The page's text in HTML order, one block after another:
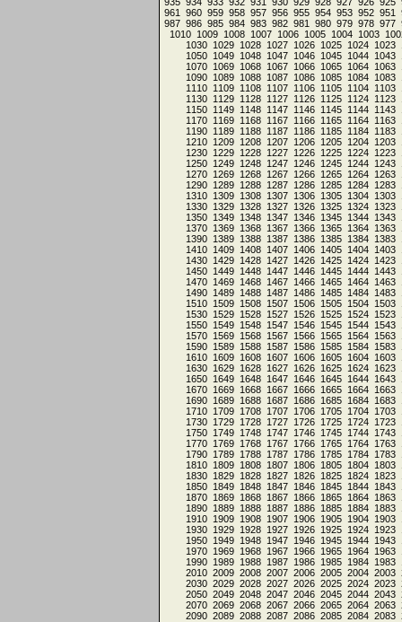
951
952
953
954
955
956
957
958
959
960
961
977
978
979
980
981
982
983
984
985
986
987
1003
1004
1005
1006
1007
1008
1009
1010
1023
1024
1025
1026
1027
1028
1029
1030
1043
1044
1045
1046
1047
1048
1049
1050
1063
1064
1065
1066
1067
1068
1069
1070
1083
1084
1085
1086
1087
1088
1089
1090
1103
1104
1105
1106
1107
1108
1109
1110
1123
1124
1125
1126
1127
1128
1129
1130
1143
1144
1145
1146
1147
1148
1149
1150
1163
1164
1165
1166
1167
1168
1169
1170
1183
1184
1185
1186
1187
1188
1189
1190
1203
1204
1205
1206
1207
1208
1209
1210
1223
1224
1225
1226
1227
1228
1229
1230
1243
1244
1245
1246
1247
1248
1249
1250
1263
1264
1265
1266
1267
1268
1269
1270
1283
1284
1285
1286
1287
1288
1289
1290
1303
1304
1305
1306
1307
1308
1309
1310
1323
1324
1325
1326
1327
1328
1329
1330
1343
1344
1345
1346
1347
1348
1349
1350
1363
1364
1365
1366
1367
1368
1369
1370
1383
1384
1385
1386
1387
1388
1389
1390
1403
1404
1405
1406
1407
1408
1409
1410
1423
1424
1425
1426
1427
1428
1429
1430
1443
1444
1445
1446
1447
1448
1449
1450
1463
1464
1465
1466
1467
1468
1469
1470
1483
1484
1485
1486
1487
1488
1489
1490
1503
1504
1505
1506
1507
1508
1509
1510
1523
1524
1525
1526
1527
1528
1529
1530
1543
1544
1545
1546
1547
1548
1549
1550
1563
1564
1565
1566
1567
1568
1569
1570
1583
1584
1585
1586
1587
1588
1589
1590
1603
1604
1605
1606
1607
1608
1609
1610
1623
1624
1625
1626
1627
1628
1629
1630
1643
1644
1645
1646
1647
1648
1649
1650
1663
1664
1665
1666
1667
1668
1669
1670
1683
1684
1685
1686
1687
1688
1689
1690
1703
1704
1705
1706
1707
1708
1709
1710
1723
1724
1725
1726
1727
1728
1729
1730
1743
1744
1745
1746
1747
1748
1749
1750
1763
1764
1765
1766
1767
1768
1769
1770
1783
1784
1785
1786
1787
1788
1789
1790
1803
1804
1805
1806
1807
1808
1809
1810
1823
1824
1825
1826
1827
1828
1829
1830
1843
1844
1845
1846
1847
1848
1849
1850
1863
1864
1865
1866
1867
1868
1869
1870
1883
1884
1885
1886
1887
1888
1889
1890
1903
1904
1905
1906
1907
1908
1909
1910
1923
1924
1925
1926
1927
1928
1929
1930
1943
1944
1945
1946
1947
1948
1949
1950
1963
1964
1965
1966
1967
1968
1969
1970
1983
1984
1985
1986
1987
1988
1989
1990
2003
2004
2005
2006
2007
2008
2009
2010
2023
2024
2025
2026
2027
2028
2029
2030
2043
2044
2045
2046
2047
2048
2049
2050
2063
2064
2065
2066
2067
2068
2069
2070
2083
2084
2085
2086
2087
2088
2089
2090